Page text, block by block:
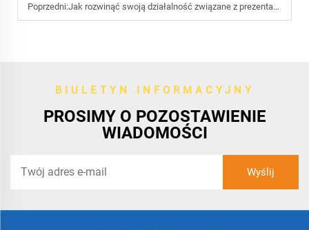
Poprzedni:Jak rozwinąć swoją działalność związane z prezentami dzięki naszym wysokiej klasy torebkom prezentowym dla niemowląt?
BIULETYN INFORMACYJNY
PROSIMY O POZOSTAWIENIE
WIADOMOŚCI